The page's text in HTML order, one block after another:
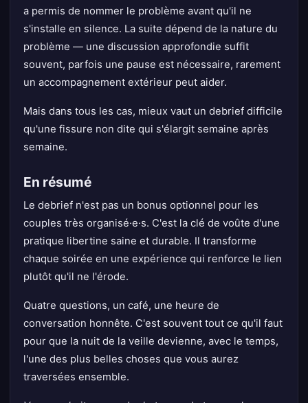
a permis de nommer le problème avant qu'il ne
s'installe en silence. La suite dépend de la nature du
problème — une discussion approfondie suffit
souvent, parfois une pause est nécessaire, rarement
un accompagnement extérieur peut aider.
Mais dans tous les cas, mieux vaut un debrief difficile
qu'une fissure non dite qui s'élargit semaine après
semaine.
En résumé
Le debrief n'est pas un bonus optionnel pour les
couples très organisé·e·s. C'est la clé de voûte d'une
pratique libertine saine et durable. Il transforme
chaque soirée en une expérience qui renforce le lien
plutôt qu'il ne l'érode.
Quatre questions, un café, une heure de
conversation honnête. C'est souvent tout ce qu'il faut
pour que la nuit de la veille devienne, avec le temps,
l'une des plus belles choses que vous aurez
traversées ensemble.